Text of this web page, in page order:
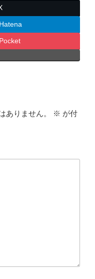
Hatena
Pocket
ありません。 ※ が付